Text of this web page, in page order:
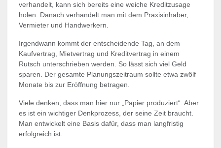
verhandelt, kann sich bereits eine weiche Kreditzusage
holen. Danach verhandelt man mit dem Praxisinhaber,
Vermieter und Handwerkern.
Irgendwann kommt der entscheidende Tag, an dem
Kaufvertrag, Mietvertrag und Kreditvertrag in einem
Rutsch unterschrieben werden. So lässt sich viel Geld
sparen. Der gesamte Planungszeitraum sollte etwa zwölf
Monate bis zur Eröffnung betragen.
Viele denken, dass man hier nur „Papier produziert“. Aber
es ist ein wichtiger Denkprozess, der seine Zeit braucht.
Man entwickelt eine Basis dafür, dass man langfristig
erfolgreich ist.